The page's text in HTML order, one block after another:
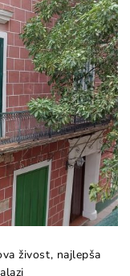
živost, najlepša